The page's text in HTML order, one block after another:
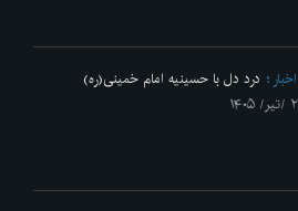
اخبار
درد دل با حسینیه امام خمینی(ره)
۲ /تیر/ ۱۴۰۵